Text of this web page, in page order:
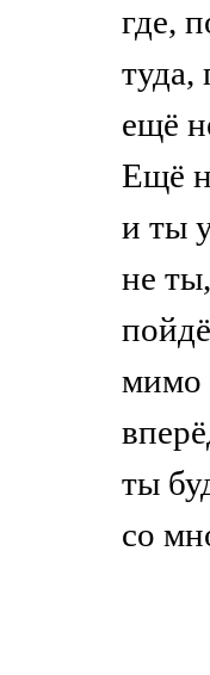
где,
туда,
ещё
Ещё
и ты
не
мимо
ты
со